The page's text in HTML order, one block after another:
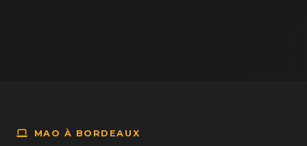
MAO À BORDEAUX